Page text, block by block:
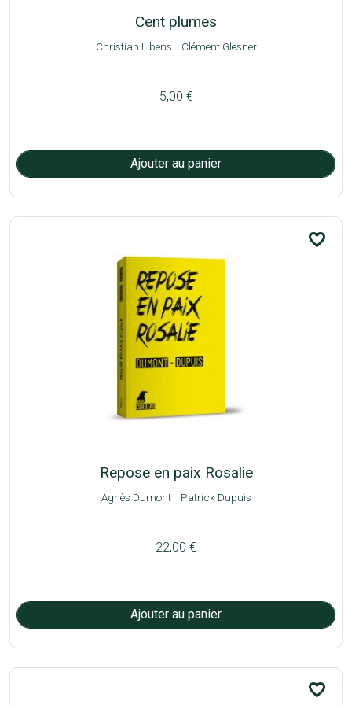
Cent plumes
Christian Libens Clément Glesner
5,00 €
favorite_border
Repose en paix Rosalie
Agnès Dumont Patrick Dupuis
22,00 €
favorite_border